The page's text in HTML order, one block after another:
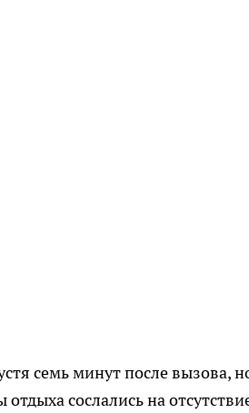
семь минут после вызова,
отдыха сослались на